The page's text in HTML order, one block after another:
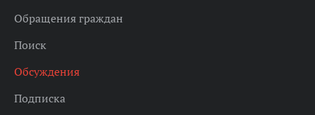
Обращения граждан
Поиск
Обсуждения
Подписка